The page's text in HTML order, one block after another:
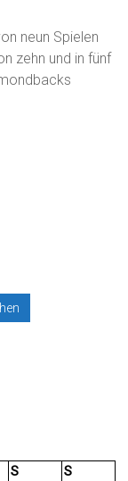
neun Spielen
zehn und in fünf
S
S